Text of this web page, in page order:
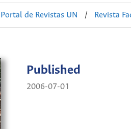
Portal de Revistas UN / Revista
Published
2006-07-01